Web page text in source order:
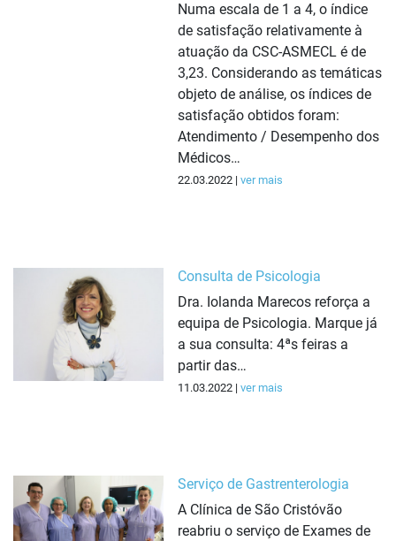
Numa escala de 1 a 4, o índice
de satisfação relativamente à
atuação da CSC-ASMECL é de
3,23. Considerando as temáticas
objeto de análise, os índices de
satisfação obtidos foram:
Atendimento / Desempenho dos
Médicos…
22.03.2022 | ver mais
Consulta de Psicologia
Dra. Iolanda Marecos reforça a
equipa de Psicologia. Marque já
a sua consulta: 4ªs feiras a
partir das…
11.03.2022 | ver mais
Serviço de Gastrenterologia
A Clínica de São Cristóvão
reabriu o serviço de Exames de